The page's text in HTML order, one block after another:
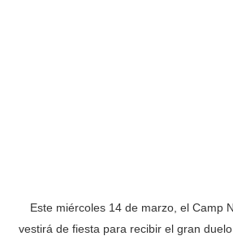
Este miércoles 14 de marzo, el Camp
vestirá de fiesta para recibir el gran